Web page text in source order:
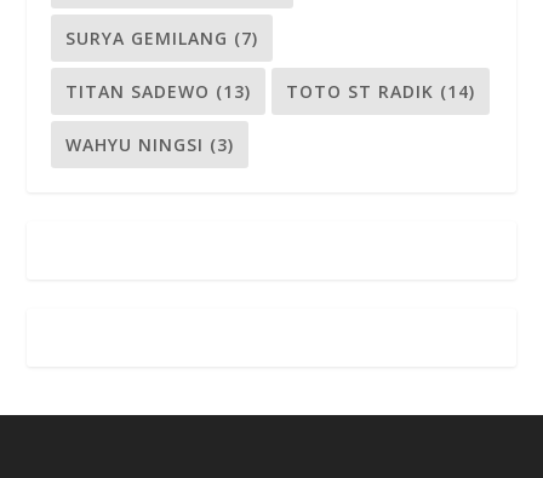
SURYA GEMILANG (7)
TITAN SADEWO (13) TOTO ST RADIK (14)
WAHYU NINGSI (3)